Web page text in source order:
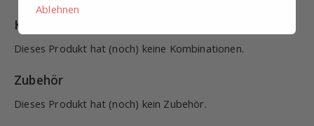
Kombinationen
Dieses Produkt hat (noch) keine Kombinationen.
Zubehör
Dieses Produkt hat (noch) kein Zubehör.
Ablehnen